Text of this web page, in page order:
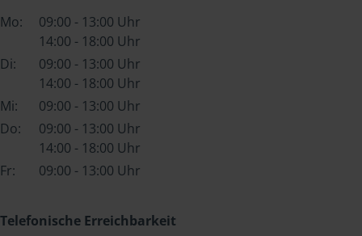
Mo:
09:00 - 13:00 Uhr
14:00 - 18:00 Uhr
Di:
09:00 - 13:00 Uhr
14:00 - 18:00 Uhr
Mi:
09:00 - 13:00 Uhr
Do:
09:00 - 13:00 Uhr
14:00 - 18:00 Uhr
Fr:
09:00 - 13:00 Uhr
Telefonische Erreichbarkeit